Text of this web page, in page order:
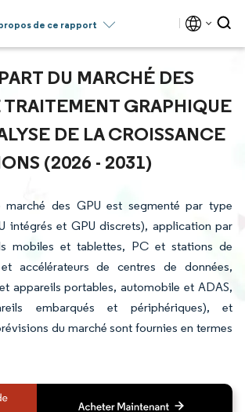
de ce rapport
DU MARCHÉ DES
TRAITEMENT GRAPHIQUE
DE LA CROISSANCE
(2026 - 2031)
des GPU est segmenté par type
intégrés et GPU discrets), application par
mobiles et tablettes, PC et stations de
accélérateurs de centres de données,
appareils portables, automobile et ADAS,
embarqués et périphériques), et
du marché sont fournies en termes